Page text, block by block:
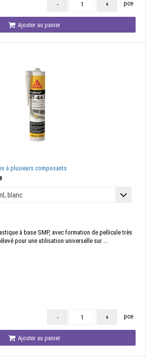
- + pce
Ajouter au panier
à plusieurs composants
à base SMP, avec formation de pellicule très
pour une utilisation universelle sur ...
- + pce
Ajouter au panier